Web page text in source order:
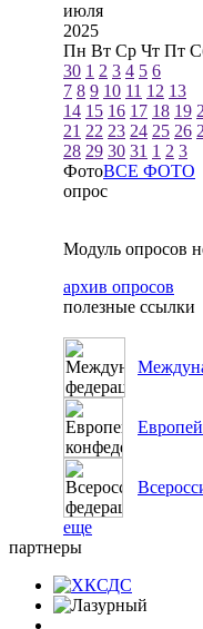
июля
2025
Пн Вт Ср Чт Пт
30 1 2 3 4 5 6
7 8 9 10 11 12 13
14 15 16 17 18 19
21 22 23 24 25 26
28 29 30 31 1 2 3
ФотоВСЕ ФОТО
опрос
Модуль опросов
архив опросов
полезные ссылки
еще
партнеры